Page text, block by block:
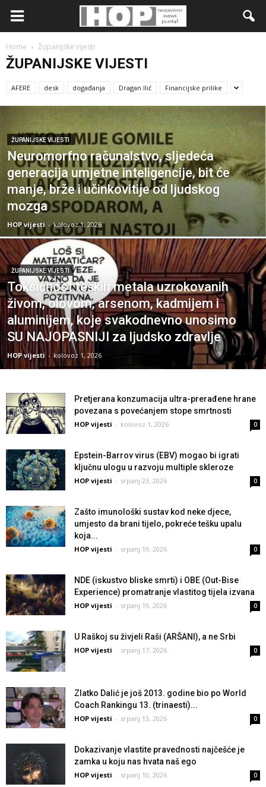
Home Županijske vijesti
ŽUPANIJSKE VIJESTI
AFERE desk događanja Dragan Ilić Financijske prilike
ŽUPANIJSKE VIJESTI
Neuromorfno računalstvo, sljedeća
generacija umjetne inteligencije, bit će
manje, brže i učinkovitije od ljudskog
mozga
HOP vijesti - kolovoz 1, 2026
ŽUPANIJSKE VIJESTI
Toksičnost teških metala uzrokovanih
živom, olovom, arsenom, kadmijem i
aluminijem, koje svakodnevno unosimo
SU NAJOPASNIJI za ljudsko zdravlje
HOP vijesti - kolovoz 1, 2026
Pretjerana konzumacija ultra-prerađene hrane
povezana s povećanjem stope smrtnosti
HOP vijesti - kolovoz 1, 2026 0
Epstein-Barrov virus (EBV) mogao bi igrati
ključnu ulogu u razvoju multiple skleroze
HOP vijesti - srpanj 23, 2026 0
Zašto imunološki sustav kod neke djece,
umjesto da brani tijelo, pokreće tešku upalu
koja...
HOP vijesti - srpanj 19, 2026 0
NDE (iskustvo bliske smrti) i OBE (Out-Bise
Experience) promatranje vlastitog tijela izvana
HOP vijesti - srpanj 19, 2026 0
U Raškoj su živjeli Raši (ARŠANI), a ne Srbi
HOP vijesti - srpanj 17, 2026 0
Zlatko Dalić je još 2013. godine bio po World
Coach Rankingu 13. (trinaesti)...
HOP vijesti - srpanj 13, 2026 0
Dokazivanje vlastite pravednosti najčešće je
zamka u koju nas hvata naš ego
HOP vijesti - srpanj 10, 2026 0